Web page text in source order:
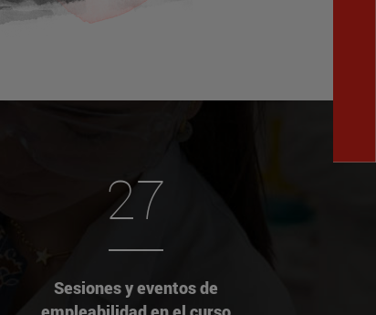
27
Sesiones y eventos de